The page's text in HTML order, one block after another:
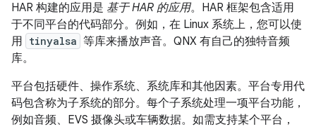
HAR 构建的应用是 基于 HAR 的应用。HAR 框架包含适用
于不同平台的代码部分。例如，在 Linux 系统上，您可以使
用 tinyalsa 等库来播放声音。QNX 有自己的独特音频
库。
平台包括硬件、操作系统、系统库和其他因素。平台专用代
码包含称为子系统的部分。每个子系统处理一项平台功能，
例如音频、EVS 摄像头或车辆数据。如需支持某个平台，